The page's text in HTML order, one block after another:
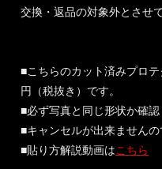
交換・返品の対象外とさせ
■こちらのカット済みプロ
円（税抜き）です。
■必ず写真と同じ形状か確認
■キャンセルが出来ませんの
■貼り方解説動画はこちら